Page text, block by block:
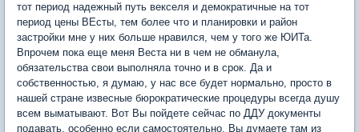
тот период надежный путь векселя и демократичные на тот
период цены ВЕсты, тем более что и планировки и район
застройки мне у них больше нравился, чем у того же ЮИТа.
Впрочем пока еще меня Веста ни в чем не обманула,
обязательства свои выполняла точно и в срок. Да и
собственностью, я думаю, у нас все будет нормально, просто в
нашей стране извесные бюрократические процедуры всегда душу
всем выматывают. Вот Вы пойдете сейчас по ДДУ документы
подавать, особенно если самостоятельно, Вы думаете там из